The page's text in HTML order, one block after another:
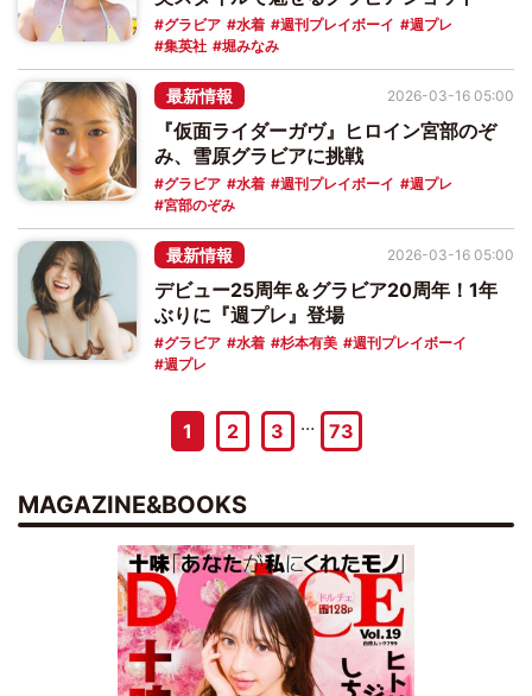
グラビア 水着 週刊プレイボーイ
週プレ
集英社
堀みなみ
最新情報
『仮面ライダーガヴ』ヒロイン宮部のぞ
み、雪原グラビアに挑戦
グラビア 水着 週刊プレイボーイ
週プレ
宮部のぞみ
2026-03-16 05:00
最新情報
デビュー25周年＆グラビア20周年！1年
ぶりに『週プレ』登場
グラビア 水着 杉本有美
週刊プレイボーイ
週プレ
2026-03-16 05:00
1 2 3 … 73
MAGAZINE&BOOKS